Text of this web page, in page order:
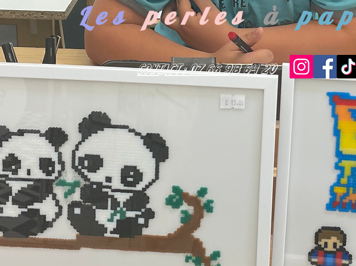
Les perles à
Contact : 07 66 98 64 20